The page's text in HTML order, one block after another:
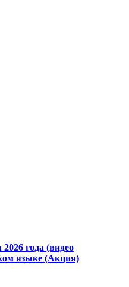
года (видео
языке (Акция)